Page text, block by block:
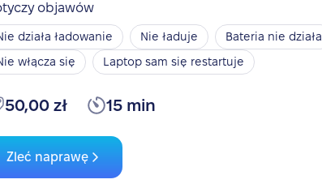
objawów
działa ładowanie Nie ładuje
Bateria nie działa
włącza się
Laptop sam się restartuje
50,00 zł 15 min
Zleć naprawę